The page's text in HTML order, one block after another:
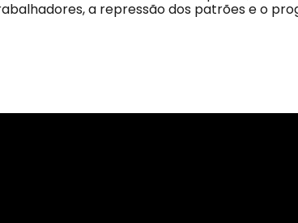
a repressão dos patrões e o